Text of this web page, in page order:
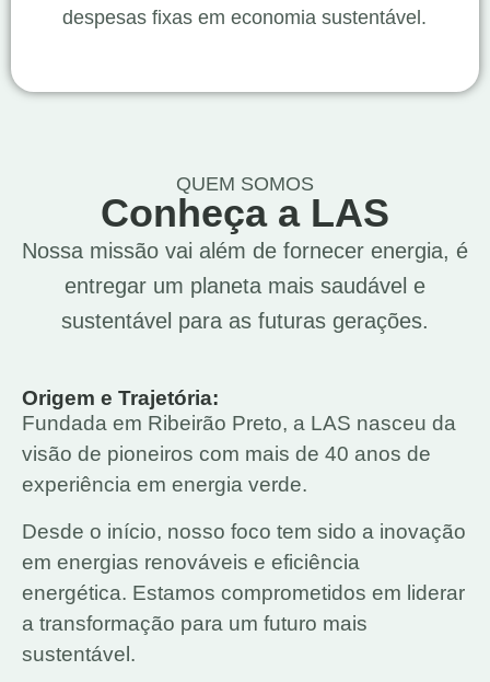
despesas fixas em economia sustentável.
QUEM SOMOS
Conheça a LAS
Nossa missão vai além de fornecer energia, é
entregar um planeta mais saudável e
sustentável para as futuras gerações.
Origem e Trajetória:
Fundada em Ribeirão Preto, a LAS nasceu da
visão de pioneiros com mais de 40 anos de
experiência em energia verde.
Desde o início, nosso foco tem sido a inovação
em energias renováveis e eficiência
energética. Estamos comprometidos em liderar
a transformação para um futuro mais
sustentável.